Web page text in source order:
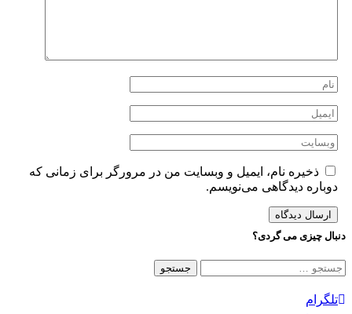
ذخیره نام، ایمیل و وبسایت من در مرورگر برای زمانی که
دوباره دیدگاهی می‌نویسم.
دنبال چیزی می گردی؟
جستجو
تلگرام